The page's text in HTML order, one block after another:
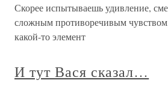
Скорее испытываешь удивление,
сложным противоречивым
какой-то элемент
И тут Вася сказал…